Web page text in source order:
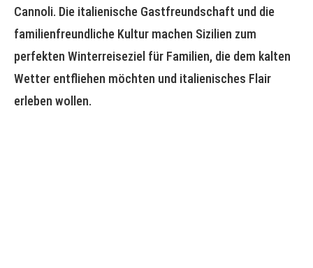
Cannoli. Die italienische Gastfreundschaft und die
familienfreundliche Kultur machen Sizilien zum
perfekten Winterreiseziel für Familien, die dem kalten
Wetter entfliehen möchten und italienisches Flair
erleben wollen.